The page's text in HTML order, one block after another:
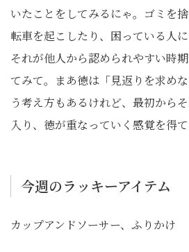
いたことをしてみるにゃ。ゴミを
転車を起こしたり、困っている人
それが他人から認められやすい時
てみて。まあ徳は「見返りを求め
う考え方もあるけれど、最初から
入り、徳が重なっていく感覚を得て
今週のラッキーアイテム
カップアンドソーサー、ふりかけ